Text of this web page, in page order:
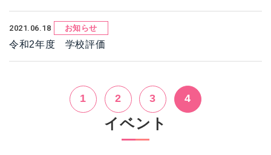
2021.06.18 お知らせ
令和2年度 学校評価
1 2 3 4
イベント